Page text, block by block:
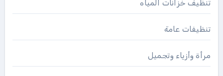
تنظيف خزانات المياه
تنظيفات عامة
مرأة وأزياء وتجميل